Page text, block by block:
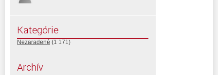
Kategórie
Nezaradené (1 171)
Archív